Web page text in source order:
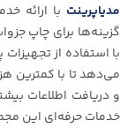
مدیاپرینت با ارائه
با استفاده از
می‌دهد تا با کمترین
و دریافت اطلاعات
خدمات حرفه‌ای این